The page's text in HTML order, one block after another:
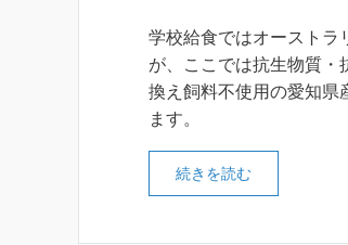
学校給食ではオーストラ
が、ここでは抗生物質・
換え飼料不使用の愛知県
ます。
続きを読む